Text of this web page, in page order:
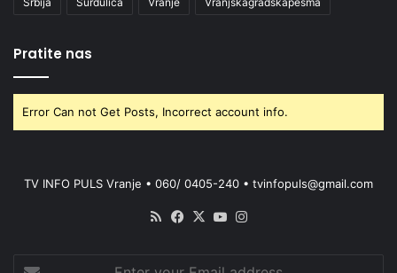
Pratite nas
Error Can not Get Posts, Incorrect account info.
TV INFO PULS Vranje • 060/ 0405-240 • tvinfopuls@gmail.com
RSS Facebook
X YouTube